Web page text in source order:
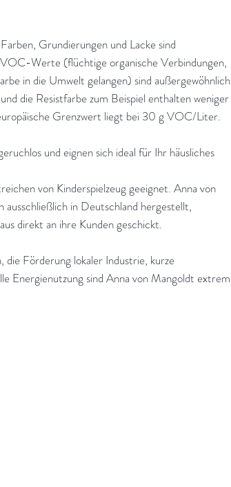
Grundierungen und Lacke sind
VOC-Werte (flüchtige organische Verbindungen,
in die Umwelt gelangen) sind außergewöhnlich
die Resistfarbe zum Beispiel enthalten weniger
Grenzwert liegt bei 30 g VOC/Liter.
und eignen sich ideal für Ihr häusliches
von Kinderspielzeug geeignet. Anna von
ausschließlich in Deutschland hergestellt,
direkt an ihre Kunden geschickt.
die Förderung lokaler Industrie, kurze
Energienutzung sind Anna von Mangoldt extrem